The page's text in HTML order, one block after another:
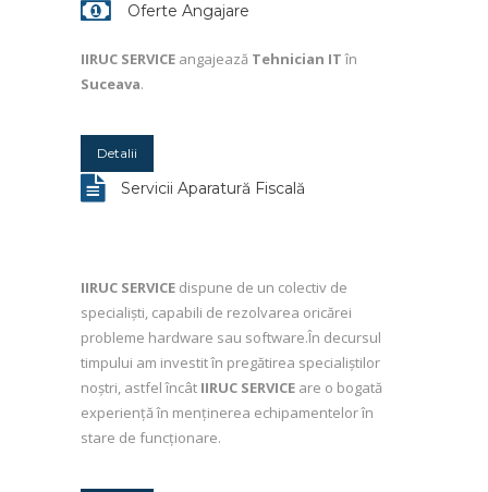
Oferte Angajare
IIRUC SERVICE angajează Tehnician ITîn
Suceava.
Detalii
Servicii Aparatură Fiscală
IIRUC SERVICE dispune de un colectiv de
specialiști, capabili de rezolvarea oricărei
probleme hardware sau software.În decursul
timpului am investit în pregătirea specialiștilor
noștri, astfel încât IIRUC SERVICE are o bogată
experiență în menținerea echipamentelor în
stare de funcționare.